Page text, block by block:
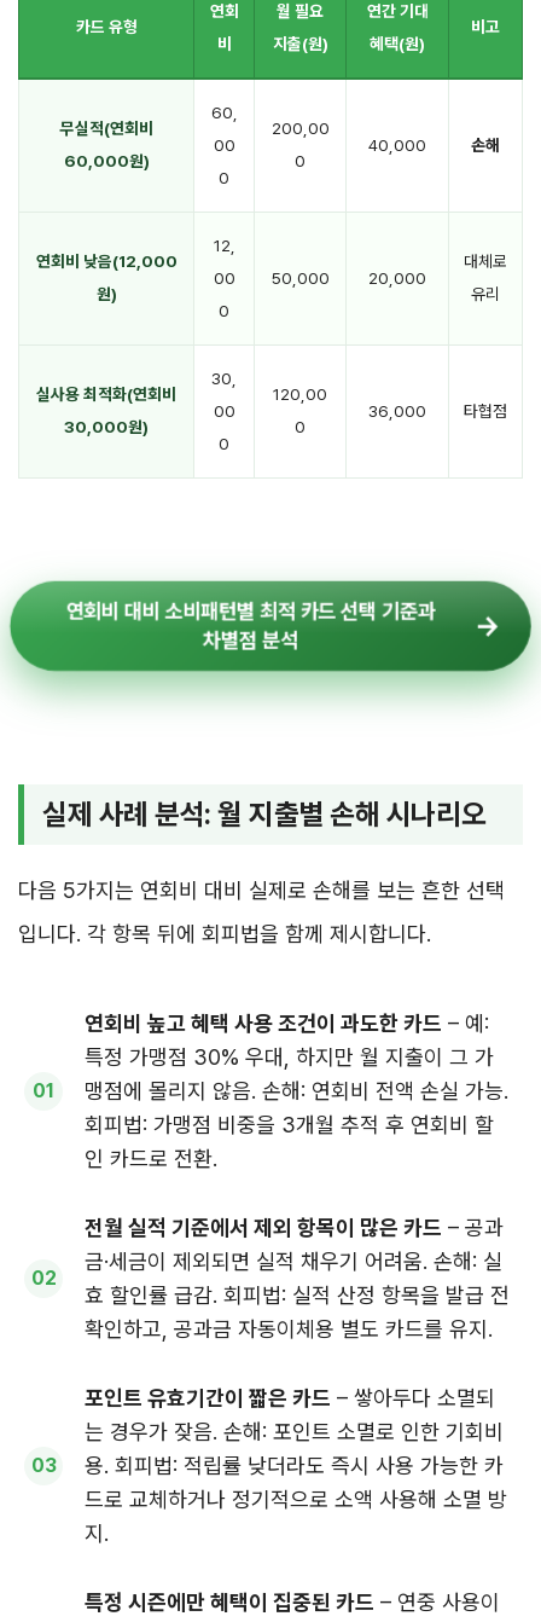
카드 유형
연회
비
월 필요
지출(원)
연간 기대
혜택(원)
비고
무실적(연회비
60,000원)
60,
00
0
200,00
0
40,000 손해
연회비 낮음(12,000
원)
12,
00
0
50,000 20,000
대체로
유리
실사용 최적화(연회비
30,000원)
30,
00
0
120,00
0
36,000 타협점
연회비 대비 소비패턴별 최적 카드 선택 기준과
차별점 분석
실제 사례 분석: 월 지출별 손해 시나리오
다음 5가지는 연회비 대비 실제로 손해를 보는 흔한 선택
입니다. 각 항목 뒤에 회피법을 함께 제시합니다.
연회비 높고 혜택 사용 조건이 과도한 카드 – 예:
특정 가맹점 30% 우대, 하지만 월 지출이 그 가
맹점에 몰리지 않음. 손해: 연회비 전액 손실 가능.
회피법: 가맹점 비중을 3개월 추적 후 연회비 할
인 카드로 전환.
전월 실적 기준에서 제외 항목이 많은 카드 – 공과
금·세금이 제외되면 실적 채우기 어려움. 손해: 실
효 할인률 급감. 회피법: 실적 산정 항목을 발급 전
확인하고, 공과금 자동이체용 별도 카드를 유지.
포인트 유효기간이 짧은 카드 – 쌓아두다 소멸되
는 경우가 잦음. 손해: 포인트 소멸로 인한 기회비
용. 회피법: 적립률 낮더라도 즉시 사용 가능한 카
드로 교체하거나 정기적으로 소액 사용해 소멸 방
지.
특정 시즌에만 혜택이 집중된 카드 – 연중 사용이